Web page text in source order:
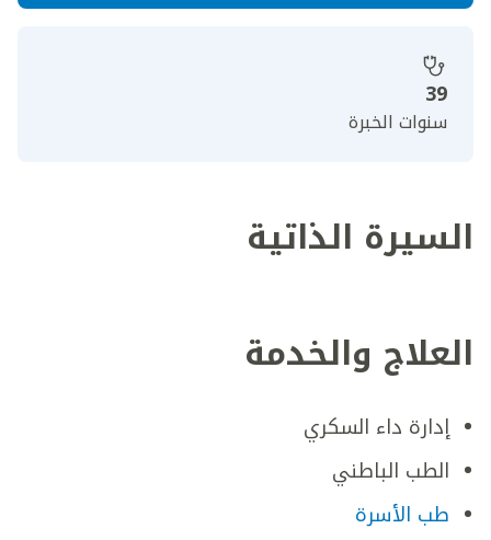
39
سنوات الخبرة
السيرة الذاتية
العلاج والخدمة
إدارة داء السكري
الطب الباطني
طب الأسرة